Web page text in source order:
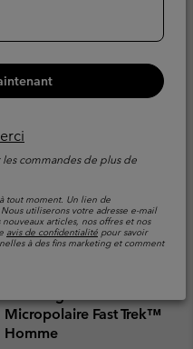
les commandes de plus de
tout moment. Un lien de
utiliserons votre adresse e-mail
articles, nos offres et nos
avis de confidentialité pour savoir
à des fins marketing et comment
Micropolaire Fast Trek™
Homme